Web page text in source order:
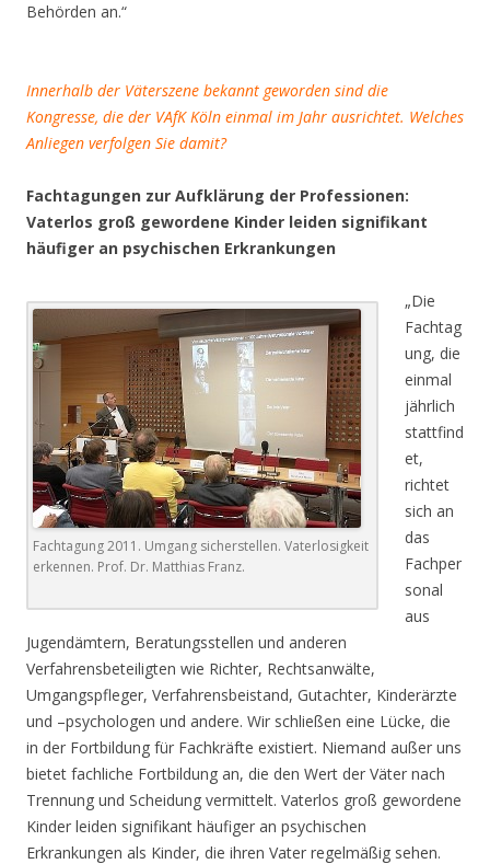
Behörden an.“
Innerhalb der Väterszene bekannt geworden sind die
Kongresse, die der VAfK Köln einmal im Jahr ausrichtet. Welches
Anliegen verfolgen Sie damit?
Fachtagungen zur Aufklärung der Professionen:
Vaterlos groß gewordene Kinder leiden signifikant
häufiger an psychischen Erkrankungen
Fachtagung 2011. Umgang sicherstellen. Vaterlosigkeit
erkennen. Prof. Dr. Matthias Franz.
„Die
Fachtag
ung, die
einmal
jährlich
stattfind
et,
richtet
sich an
das
Fachper
sonal
aus
Jugendämtern, Beratungsstellen und anderen
Verfahrensbeteiligten wie Richter, Rechtsanwälte,
Umgangspfleger, Verfahrensbeistand, Gutachter, Kinderärzte
und –psychologen und andere. Wir schließen eine Lücke, die
in der Fortbildung für Fachkräfte existiert. Niemand außer uns
bietet fachliche Fortbildung an, die den Wert der Väter nach
Trennung und Scheidung vermittelt. Vaterlos groß gewordene
Kinder leiden signifikant häufiger an psychischen
Erkrankungen als Kinder, die ihren Vater regelmäßig sehen.